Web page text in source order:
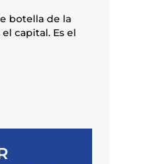
botella de la
capital. Es el